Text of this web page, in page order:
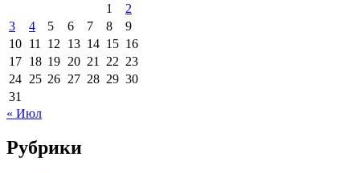
1
2
3
4 5 6 7 8
9
10 11 12 13 14 15 16
17 18 19 20 21 22 23
24 25 26 27 28 29 30
31
« Июл
Рубрики